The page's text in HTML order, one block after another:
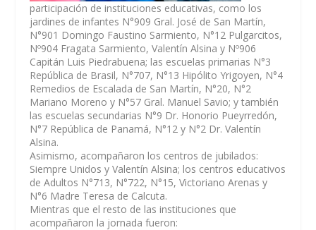
participación de instituciones educativas, como los
jardines de infantes N°909 Gral. José de San Martín,
N°901 Domingo Faustino Sarmiento, N°12 Pulgarcitos,
Nº904 Fragata Sarmiento, Valentín Alsina y Nº906
Capitán Luis Piedrabuena; las escuelas primarias N°3
República de Brasil, N°707, N°13 Hipólito Yrigoyen, N°4
Remedios de Escalada de San Martín, N°20, N°2
Mariano Moreno y N°57 Gral. Manuel Savio; y también
las escuelas secundarias N°9 Dr. Honorio Pueyrredón,
N°7 República de Panamá, N°12 y N°2 Dr. Valentín
Alsina.
Asimismo, acompañaron los centros de jubilados:
Siempre Unidos y Valentín Alsina; los centros educativos
de Adultos N°713, N°722, N°15, Victoriano Arenas y
N°6 Madre Teresa de Calcuta.
Mientras que el resto de las instituciones que
acompañaron la jornada fueron: